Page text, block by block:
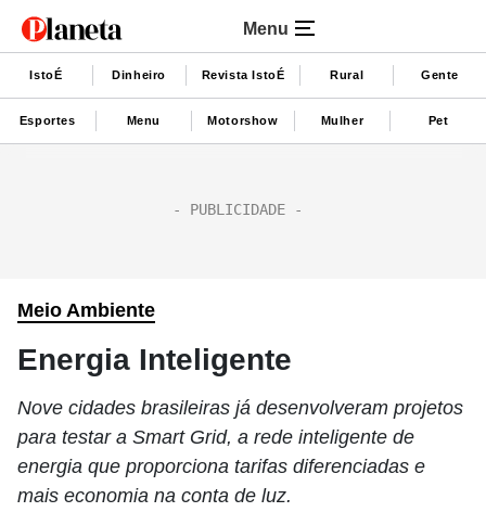
Menu
IstoÉ Dinheiro Revista IstoÉ Rural Gente
Esportes Menu Motorshow Mulher Pet
Meio Ambiente
Energia Inteligente
Nove cidades brasileiras já desenvolveram projetos
para testar a Smart Grid, a rede inteligente de
energia que proporciona tarifas diferenciadas e
mais economia na conta de luz.